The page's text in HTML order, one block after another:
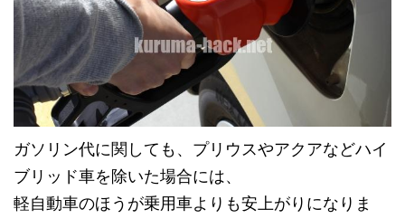
ガソリン代に関しても、プリウスやアクアなどハイ
ブリッド車を除いた場合には、
軽自動車のほうが乗用車よりも安上がりになりま